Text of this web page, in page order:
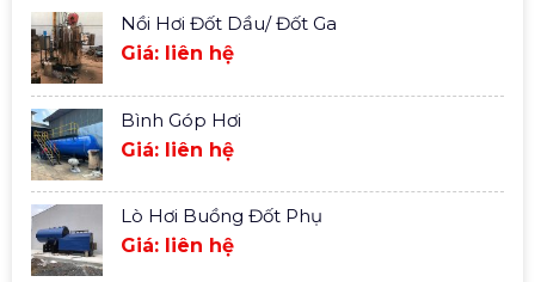
Nồi Hơi Đốt Dầu/ Đốt Ga
Giá: liên hệ
Bình Góp Hơi
Giá: liên hệ
Lò Hơi Buồng Đốt Phụ
Giá: liên hệ